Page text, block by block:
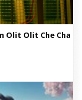
Olit Olit Che Cha